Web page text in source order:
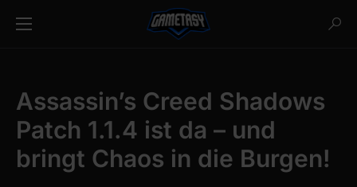
Assassin’s Creed Shadows
Patch 1.1.4 ist da – und
bringt Chaos in die Burgen!